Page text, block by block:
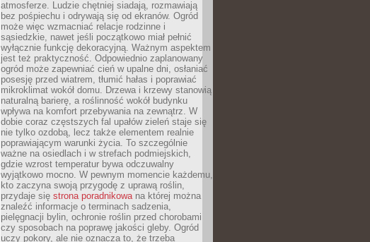
atmosferze. Ludzie chętniej siadają, rozmawiają
bez pośpiechu i odrywają się od ekranów. Ogród
może więc wzmacniać relacje rodzinne i
sąsiedzkie, nawet jeśli początkowo miał pełnić
wyłącznie funkcję dekoracyjną. Ważnym aspektem
jest też praktyczność. Odpowiednio zaplanowany
ogród może zapewniać cień w upalne dni, osłaniać
posesję przed wiatrem, tłumić hałas i poprawiać
mikroklimat wokół domu. Drzewa i krzewy stanowią
naturalną barierę, a roślinność wokół budynku
wpływa na komfort przebywania na zewnątrz. W
dobie coraz częstszych fal upałów zieleń staje się
nie tylko ozdobą, lecz także elementem realnie
poprawiającym warunki życia. To szczególnie
ważne na osiedlach i w strefach podmiejskich,
gdzie wzrost temperatur bywa odczuwalny
wyjątkowo mocno. W pewnym momencie każdemu,
kto zaczyna swoją przygodę z uprawą roślin,
przydaje się strona poradnikowana której można
znaleźć informacje o terminach sadzenia,
pielęgnacji bylin, ochronie roślin przed chorobami
czy sposobach na poprawę jakości gleby. Ogród
uczy pokory, ale nie oznacza to, że trzeba